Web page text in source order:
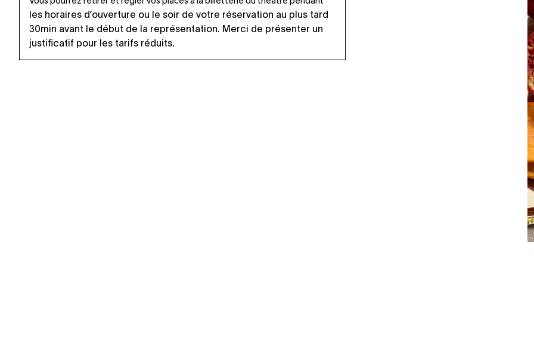
les horaires d’ouverture ou le soir de votre réservation au plus tard
30min avant le début de la représentation. Merci de présenter un
justificatif pour les tarifs réduits.